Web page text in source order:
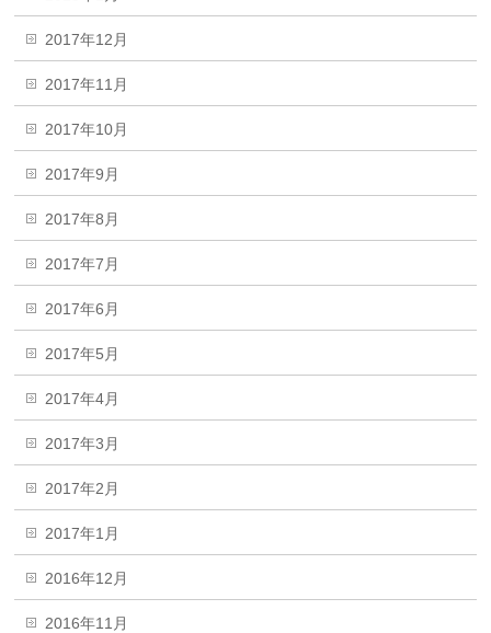
2017年12月
2017年11月
2017年10月
2017年9月
2017年8月
2017年7月
2017年6月
2017年5月
2017年4月
2017年3月
2017年2月
2017年1月
2016年12月
2016年11月